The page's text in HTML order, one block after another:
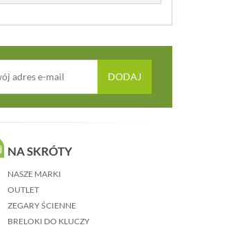
DODAJ
NA SKRÓTY
NASZE MARKI
OUTLET
ZEGARY ŚCIENNE
BRELOKI DO KLUCZY